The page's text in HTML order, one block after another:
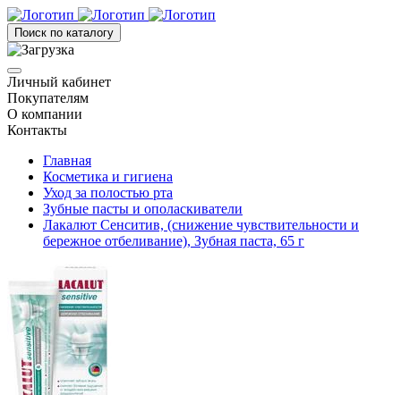
Поиск по каталогу
Личный кабинет
Покупателям
О компании
Контакты
Главная
Косметика и гигиена
Уход за полостью рта
Зубные пасты и ополаскиватели
Лакалют Сенситив, (снижение чувствительности и
бережное отбеливание), Зубная паста, 65 г